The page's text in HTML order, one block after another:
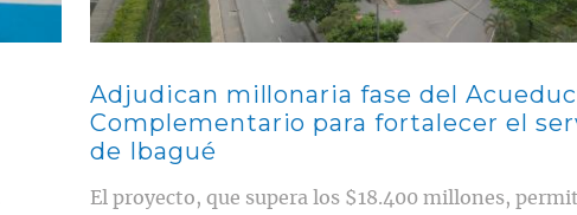
Adjudican millonaria fase del
Complementario para fortalecer el
de Ibagué
El proyecto, que supera los $18.400 millones,